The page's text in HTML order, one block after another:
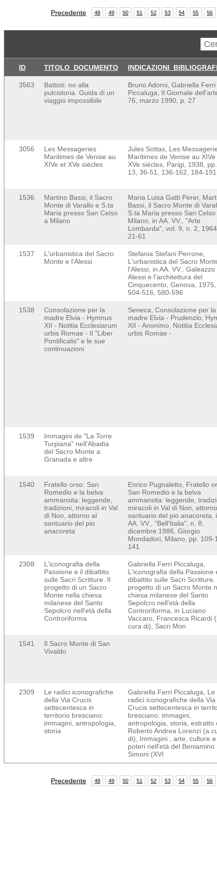
Precedente 48 49 50 51 52 53 54 55 56
ID TITOLO_DOCUMENTO
3563
Battisti: no alla
pulcistoria. Guida di un
viaggio impossibile
Bruno Adorni, Gabriella Ferri
Piccaluga, Il Giornale
76, marzo 1990, p. 27
3056
Les Messageries
Maritimes de Venise au
XIVe et XVe siècles
Jules Sottas, Les
Maritimes de Venise au
XVe siècles, Parigi, 1938,
13, 36-51, 136-162, 184-191
1536
Martino Bassi, il Sacro
Monte di Varallo e S.ta
Maria presso San Celso
a Milano
Maria Luisa Gatti Perer,
Bassi, il Sacro Monte di
S.ta Maria presso San Celso
Milano, in AA. VV., "Arte
Lombarda", vol. 9, n. 2,
21-61
1537
L'urbanistica del Sacro
Monte e l'Alessi
Stefania Stefani Perrone,
L'urbanistica del Sacro
l'Alessi, in AA. VV., Galeazzo
Alessi e l'architettura del
Cinquecento, Genova,
504-516, 580-596
1538
Consolazione per la
madre Elvia - Hymnus
XII - Notitia Ecclesiarum
urbis Romae - Il "Liber
Pontificalis" e le sue
continuazioni
Seneca, Consolazione per la
madre Elvia - Prudenzio,
XII - Anonimo, Notitia
urbis Romae -
1539
Immagini de "La Torre
Turpiana" nell'Abadia
del Sacro Monte a
Granada e altre
1540
Fratello orso: San
Romedio e la belva
ammansita: leggende,
tradizioni, miracoli in Val
di Non, attorno al
santuario del pio
anacoreta
Enrico Pugnaletto, Fratello
San Romedio e la belva
ammansita: leggende,
miracoli in Val di Non,
santuario del pio anacoreta,
AA. VV., "Bell'Italia", n. 8,
dicembre 1986, Giorgio
Mondadori, Milano, pp. 109-
141
2308
L'iconografia della
Passione e il dibattito
sulle Sacri Scritture. Il
progetto di un Sacro
Monte nella chiesa
milanese del Santo
Sepolcro nell'età della
Controriforma
Gabriella Ferri Piccaluga,
L'iconografia della Passione
dibattito sulle Sacri Scritture.
progetto di un Sacro Monte
chiesa milanese del Santo
Sepolcro nell'età della
Controriforma, in Luciano
Vaccaro, Francesca Ricardi
cura di), Sacri Mon
1541
Il Sacro Monte di San
Vivaldo
2309
Le radici iconografiche
della Via Crucis
settecentesca in
territorio bresciano:
immagini, antropologia,
storia
Gabriella Ferri Piccaluga, Le
radici iconografiche della Via
Crucis settecentesca in
bresciano: immagini,
antropologia, storia, estratto
Roberto Andrea Lorenzi (a
di), Immagini , arte, culture e
poteri nell'età del Beniamino
Simoni (XVI
Precedente 48 49 50 51 52 53 54 55 56